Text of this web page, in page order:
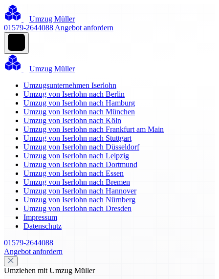
Umzug Müller
01579-2644088 Angebot anfordern
Umzug Müller
Umzugsunternehmen Iserlohn
Umzug von Iserlohn nach Berlin
Umzug von Iserlohn nach Hamburg
Umzug von Iserlohn nach München
Umzug von Iserlohn nach Köln
Umzug von Iserlohn nach Frankfurt am Main
Umzug von Iserlohn nach Stuttgart
Umzug von Iserlohn nach Düsseldorf
Umzug von Iserlohn nach Leipzig
Umzug von Iserlohn nach Dortmund
Umzug von Iserlohn nach Essen
Umzug von Iserlohn nach Bremen
Umzug von Iserlohn nach Hannover
Umzug von Iserlohn nach Nürnberg
Umzug von Iserlohn nach Dresden
Impressum
Datenschutz
01579-2644088
Angebot anfordern
Umziehen mit Umzug Müller